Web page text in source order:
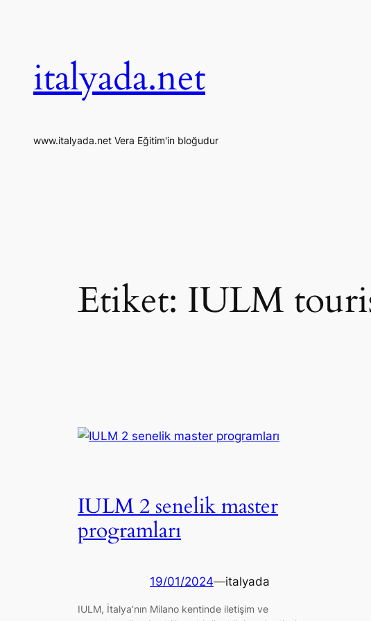
italyada.net
www.italyada.net Vera Eğitim'in bloğudur
Etiket: IULM
IULM 2 senelik master
programları
19/01/2024—italyada
IULM, İtalya’nın Milano kentinde iletişim ve